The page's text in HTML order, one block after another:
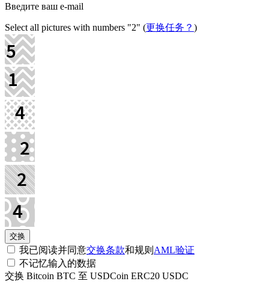
Введите ваш e-mail
Select all pictures with numbers "2" (更换任务？ )
我已阅读并同意交换条款和规则 AML验证
不记忆输入的数据
交换 Bitcoin BTC 至 USDCoin ERC20 USDC